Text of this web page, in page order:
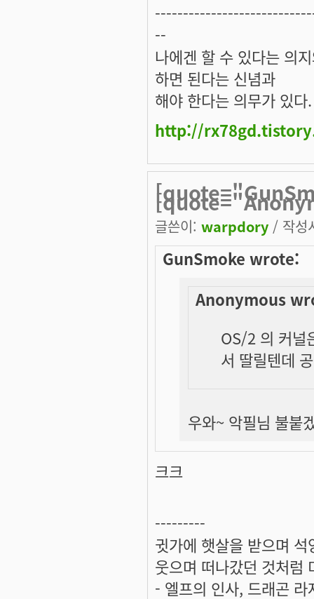
--
나에겐 할 수 있다는 의
하면 된다는 신념과
해야 한다는 의무가 있다.
http://
글쓴이: warpdory / 작성
GunSmoke wrote:
Anonymous
OS/2 의 커널
서 딸릴텐데
우와~ 악필님 불붙
크크
---------
귓가에 햇살을 받으며
웃으며 떠나갔던 것처럼
- 엘프의 인사, 드래곤 라